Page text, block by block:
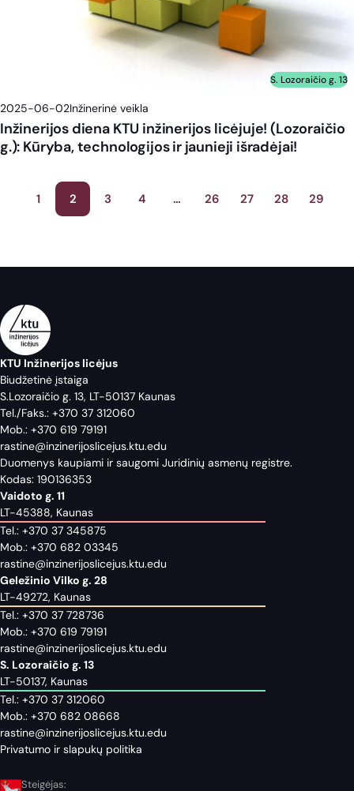
S. Lozoraičio g. 13
2025-06-02Inžinerinė veikla
Inžinerijos diena KTU inžinerijos licėjuje! (Lozoraičio
g.): Kūryba, technologijos ir jaunieji išradėjai!
puslapiavimas
1 2 3 4 … 26 27 28 29
KTU Inžinerijos licėjus
Biudžetinė įstaiga
S.Lozoraičio g. 13, LT-50137 Kaunas
Tel./Faks.: +370 37 312060
Mob.: +370 619 79191
rastine@inzinerijoslicejus.ktu.edu
Duomenys kaupiami ir saugomi Juridinių asmenų registre.
Kodas: 190136353
Vaidoto g. 11
LT-45388, Kaunas
Tel.: +370 37 345875
Mob.: +370 682 03345
rastine@inzinerijoslicejus.ktu.edu
Geležinio Vilko g. 28
LT-49272, Kaunas
Tel.: +370 37 728736
Mob.: +370 619 79191
rastine@inzinerijoslicejus.ktu.edu
S. Lozoraičio g. 13
LT-50137, Kaunas
Tel.: +370 37 312060
Mob.: +370 682 08668
rastine@inzinerijoslicejus.ktu.edu
Privatumo ir slapukų politika
Steigėjas: